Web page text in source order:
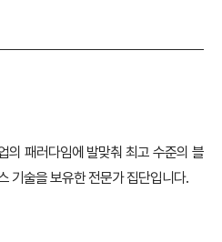
의 패러다임에 발맞춰 최고 수준의 블
기술을 보유한 전문가 집단입니다.